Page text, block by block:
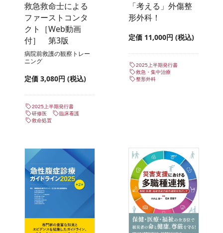
救急救命士による
ファーストコンタ
クト［Web動画
付］ 第3版
病院前救護の観察トレー
ニング
定価 3,080円 (税込)
2025上半期発行書
研修医
臨床看護
救命処置
「考える」外傷整
形外科！
定価 11,000円 (税込)
2025上半期発行書
救急・集中治療
整形外科